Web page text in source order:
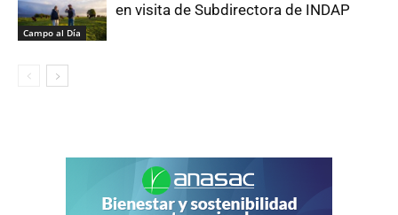
Campo al Día
en visita de Subdirectora de INDAP